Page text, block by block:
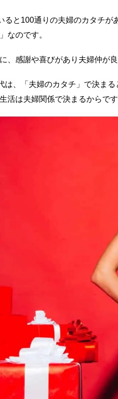
ると100通りの夫婦のカタチが
なのです。
、感謝や喜びがあり夫婦仲が
は、「夫婦のカタチ」で決ま
活は夫婦関係で決まるからで